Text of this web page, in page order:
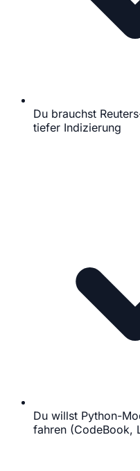
Du brauchst
tiefer Indizierung
Du willst Python-
fahren (CodeBook,